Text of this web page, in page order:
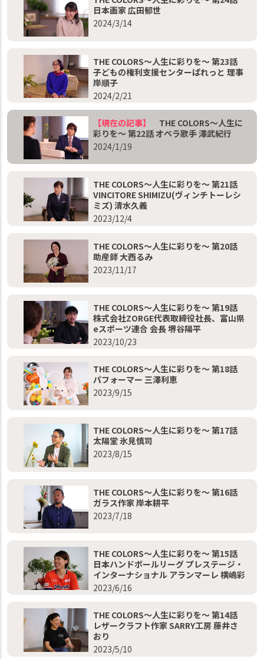
日本画家 広田郁世
2024/3/14
THE COLORS～人生に彩りを～ 第23話
子どもの権利支援センターぱれっと 理事
岸順子
2024/2/21
【現在の記事】
THE COLORS～人生に
彩りを～ 第22話 オペラ歌手 澤武紀行
2024/1/19
THE COLORS～人生に彩りを～ 第21話
VINCITORE SHIMIZU(ヴィンチトーレシ
ミズ) 清水久義
2023/12/4
THE COLORS～人生に彩りを～ 第20話
助産師 大西るみ
2023/11/17
THE COLORS～人生に彩りを～ 第19話
株式会社ZORGE代表取締役社長、富山県
eスポーツ連合 会長 堺谷陽平
2023/10/23
THE COLORS～人生に彩りを～ 第18話
パフォーマー 三澤利恵
2023/9/15
THE COLORS～人生に彩りを～ 第17話
太陽堂 氷見慎司
2023/8/15
THE COLORS～人生に彩りを～ 第16話
ガラス作家 岸本耕平
2023/7/18
THE COLORS～人生に彩りを～ 第15話
日本ハンドボールリーグ プレステージ・
インターナショナル アランマーレ 横嶋彩
2023/6/16
THE COLORS～人生に彩りを～ 第14話
レザークラフト作家 SARRY工房 藤井さ
おり
2023/5/10